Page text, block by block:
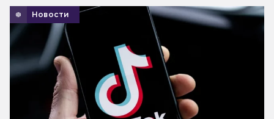
Новости